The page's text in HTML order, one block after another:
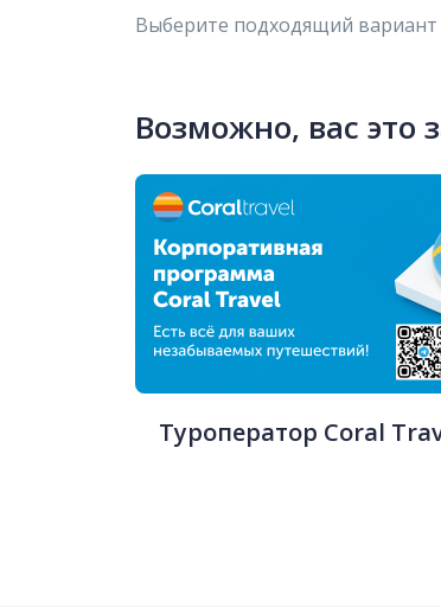
Выберите подходящий вариант
Возможно, вас это
Туроператор Coral